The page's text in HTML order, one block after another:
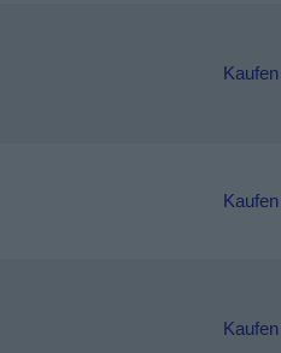
Kaufen
Kaufen
Kaufen